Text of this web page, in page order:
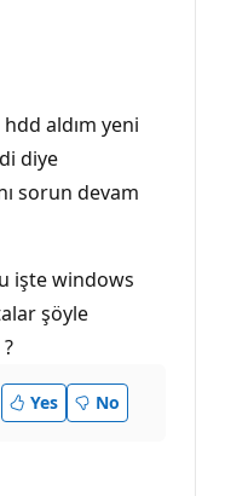
aldım yeni
diye
sorun devam
işte windows
şöyle
Yes No